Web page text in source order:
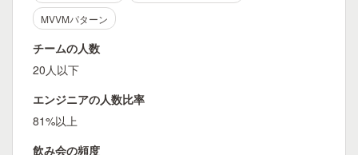
MVVMパターン
チームの人数
20人以下
エンジニアの人数比率
81%以上
飲み会の頻度